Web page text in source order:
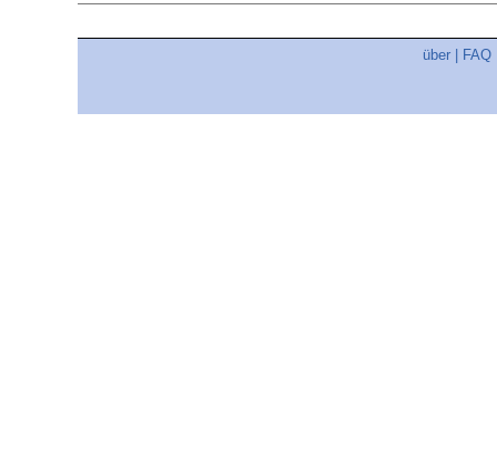
über FAQ